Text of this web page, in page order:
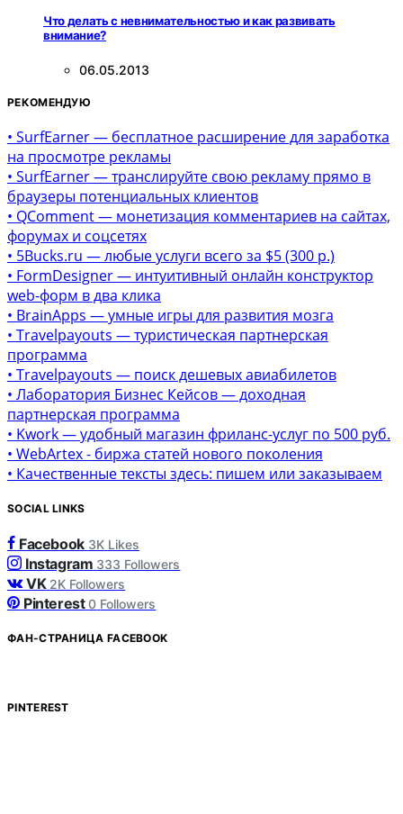
Что делать с невнимательностью и как развивать
внимание?
06.05.2013
РЕКОМЕНДУЮ
• SurfEarner — бесплатное расширение для заработка
на просмотре рекламы
• SurfEarner — транслируйте свою рекламу прямо в
браузеры потенциальных клиентов
• QComment — монетизация комментариев на сайтах,
форумах и соцсетях
• 5Bucks.ru — любые услуги всего за $5 (300 р.)
• FormDesigner — интуитивный онлайн конструктор
web-форм в два клика
• BrainApps — умные игры для развития мозга
• Travelpayouts — туристическая партнерская
программа
• Travelpayouts — поиск дешевых авиабилетов
• Лаборатория Бизнес Кейсов — доходная
партнерская программа
• Kwork — удобный магазин фриланс-услуг по 500 руб.
• WebArtex - биржа статей нового поколения
• Качественные тексты здесь: пишем или заказываем
SOCIAL LINKS
Facebook 3K Likes
Instagram 333 Followers
VK 2K Followers
Pinterest 0 Followers
ФАН-СТРАНИЦА FACEBOOK
PINTEREST